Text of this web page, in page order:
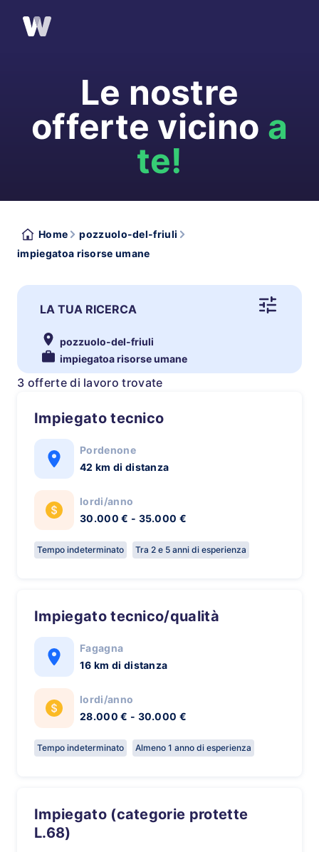
Le nostre
offerte vicino a
te!
Home
pozzuolo-del-friuli
impiegatoa risorse umane
LA TUA RICERCA
pozzuolo-del-friuli
impiegatoa risorse umane
3 offerte di lavoro trovate
Impiegato tecnico
Pordenone
42 km di distanza
lordi/anno
30.000 € - 35.000 €
Tempo indeterminato Tra 2 e 5 anni di esperienza
Impiegato tecnico/qualità
Fagagna
16 km di distanza
lordi/anno
28.000 € - 30.000 €
Tempo indeterminato Almeno 1 anno di esperienza
Impiegato (categorie protette
L.68)